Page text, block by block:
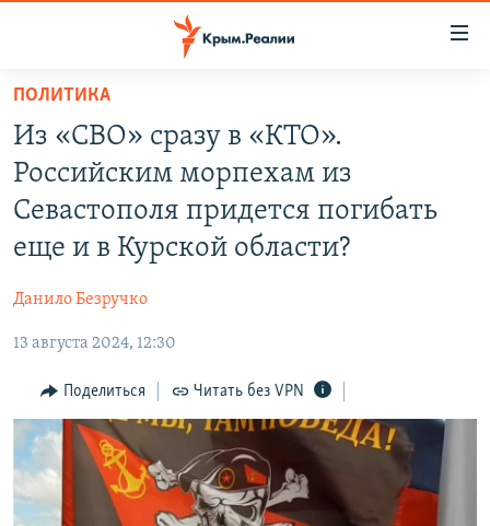
Вернуться
основному
содержанию
Вернутся
главной
Вернутся
КАРТА ВОЕННЫХ ОБЪЕКТОВ КРЫМА
ВОДА
ИНТЕРАКТИВ
ИНФОГРАФИКА
ТЕЛЕПРОЕКТ КРЫМ.РЕАЛИИ
СОВЕТЫ ПРАВОЗАЩИТНИКОВ
ПРОПАВШИЕ БЕЗ ВЕСТИ
ПОБЕДИТЕЛЕЙ НЕ СУДЯТ?
РАДІО СВОБОДА
КАК ОБОЙТИ БЛОКИРОВКУ
Qırımtatar
ПРИСОЕДИНЯЙТЕСЬ!
ПОЛИТИКА
Из «СВО» сразу в «КТО».
Российским морпехам из
Севастополя придется погибать
еще и в Курской области?
Данило Безручко
13 августа 2024, 12:30
Поделиться Читать без VPN